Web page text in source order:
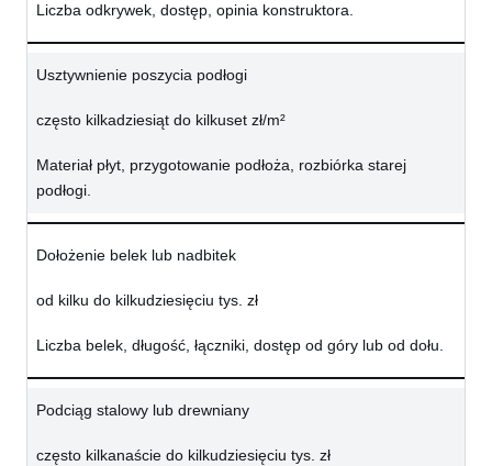
Liczba odkrywek, dostęp, opinia konstruktora.
Usztywnienie poszycia podłogi
często kilkadziesiąt do kilkuset zł/m²
Materiał płyt, przygotowanie podłoża, rozbiórka starej
podłogi.
Dołożenie belek lub nadbitek
od kilku do kilkudziesięciu tys. zł
Liczba belek, długość, łączniki, dostęp od góry lub od dołu.
Podciąg stalowy lub drewniany
często kilkanaście do kilkudziesięciu tys. zł